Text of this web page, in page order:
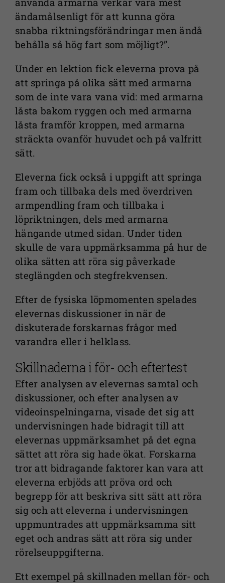
ändamålsenligt för att kunna göra
snabba riktningsförändringar men ändå
behålla så hög fart som möjligt?”.
Under en lektion fick eleverna prova på
att springa på olika sätt med armarna
som de inte vara vana vid: med armarna
låsta bakom ryggen och med armarna
låsta framför kroppen, med armarna
sträckta ovanför huvudet och på valfritt
sätt.
Eleverna fick också i uppgift att springa
fram och tillbaka dels med överdriven
armpendling fram och tillbaka i
löpriktningen, dels med armarna
hängande utmed sidan. Under tiden
skulle de vara uppmärksamma på hur de
olika sätten att röra sig påverkade
steglängden och stegfrekvensen.
Efter de fysiska löpmomenten spelades
elevernas diskussioner in när de
diskuterade forskarnas frågor med
varandra eller i helklass.
Skillnaderna i för- och eftertest
Efter analysen av elevernas samtal och
diskussioner, och efter analysen av
videoinspelningarna, visade det sig att
undervisningen hade bidragit till att
elevernas uppmärksamhet på det egna
sättet att röra sig hade ökat. Forskarna
tror att bidragande faktorer kan vara att
eleverna erbjöds att pröva ord och
begrepp för att beskriva sitt sätt att röra
sig och att eleverna i undervisningen
uppmuntrades att uppmärksamma sitt
eget och andras sätt att röra sig under
rörelseuppgifterna.
Ett exempel på skillnaden mellan för- och